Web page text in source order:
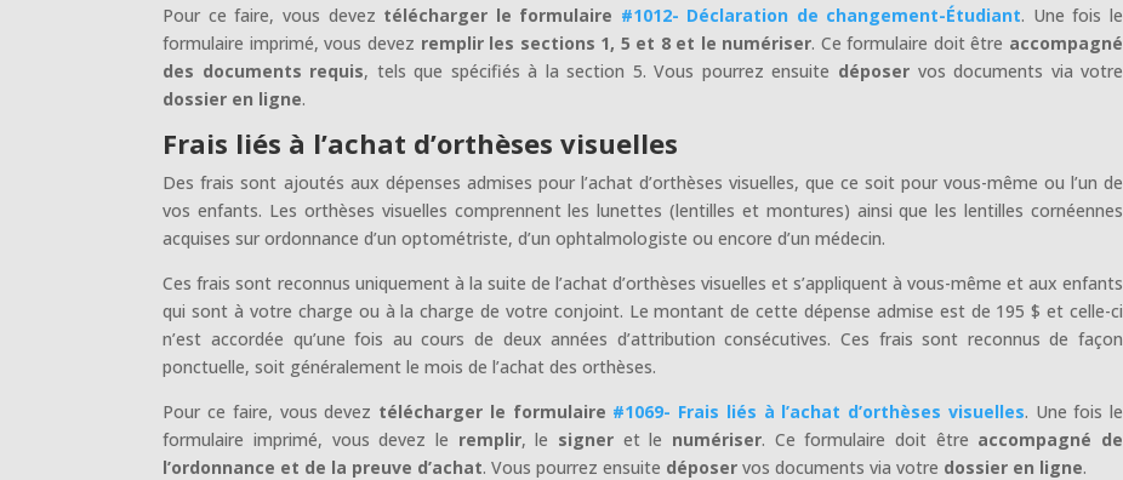
Pour ce faire, vous devez télécharger le formulaire #1012- Déclaration de changement-Étudiant. Une fois le
formulaire imprimé, vous devez remplir les sections 1, 5 et 8 et le numériser. Ce formulaire doit être accompagné
des documents requis, tels que spécifiés à la section 5. Vous pourrez ensuite déposer vos documents via votre
dossier en ligne.
Frais liés à l’achat d’orthèses visuelles
Des frais sont ajoutés aux dépenses admises pour l’achat d’orthèses visuelles, que ce soit pour vous-même ou l’un de
vos enfants. Les orthèses visuelles comprennent les lunettes (lentilles et montures) ainsi que les lentilles cornéennes
acquises sur ordonnance d’un optométriste, d’un ophtalmologiste ou encore d’un médecin.
Ces frais sont reconnus uniquement à la suite de l’achat d’orthèses visuelles et s’appliquent à vous-même et aux enfants
qui sont à votre charge ou à la charge de votre conjoint. Le montant de cette dépense admise est de 195 $ et celle-ci
n’est accordée qu’une fois au cours de deux années d’attribution consécutives. Ces frais sont reconnus de façon
ponctuelle, soit généralement le mois de l’achat des orthèses.
Pour ce faire, vous devez télécharger le formulaire #1069- Frais liés à l’achat d’orthèses visuelles. Une fois le
formulaire imprimé, vous devez le remplir, le signer et le numériser. Ce formulaire doit être accompagné de
l’ordonnance et de la preuve d’achat. Vous pourrez ensuite déposer vos documents via votre dossier en ligne.